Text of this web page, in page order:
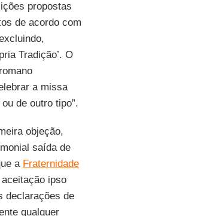
propostas
de acordo com
Tradição’. O
a missa
de outro tipo”.
objeção,
saída de
a Fraternidade
ipso
declarações de
qualquer